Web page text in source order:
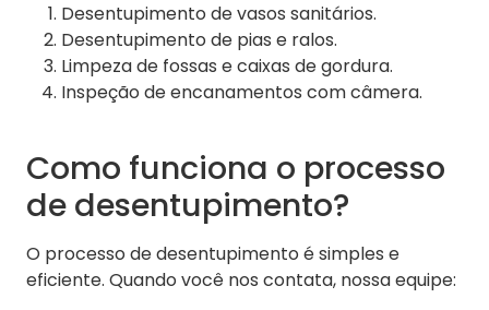
Desentupimento de vasos sanitários.
Desentupimento de pias e ralos.
Limpeza de fossas e caixas de gordura.
Inspeção de encanamentos com câmera.
Como funciona o processo
de desentupimento?
O processo de desentupimento é simples e
eficiente. Quando você nos contata, nossa equipe: